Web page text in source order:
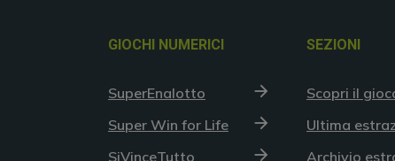
GIOCHI NUMERICI
SuperEnalotto
Super Win for Life
SiVinceTutto
SEZIONI
Scopri il
Ultima
Archivio